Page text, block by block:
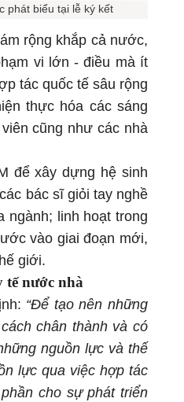
phát biểu tại lễ ký kết
rộng khắp cả nước,
vi lớn - điều mà ít
tác quốc tế sâu rộng
thực hóa các sáng
cũng như các nhà
để xây dựng hệ sinh
bác sĩ giỏi tay nghề
ngành; linh hoạt trong
vào giai đoạn mới,
giới.
tế nước nhà
“Để tạo nên những
chân thành và có
nguồn lực và thế
lực qua việc hợp tác
cho sự phát triển